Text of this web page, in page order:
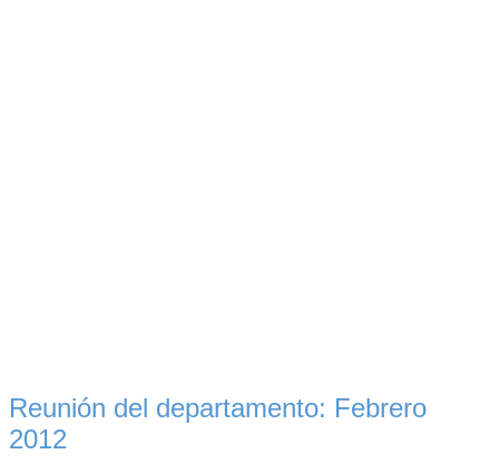
Reunión del departamento: Febrero
2012